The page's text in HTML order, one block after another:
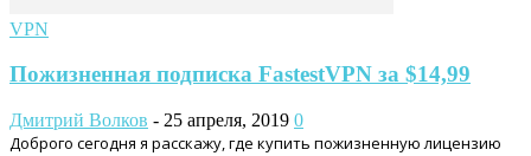
VPN
Пожизненная подписка FastestVPN за $14,99
Дмитрий Волков - 25 апреля, 2019 0
Доброго сегодня я расскажу, где купить пожизненную лицензию